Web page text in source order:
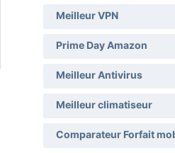
Meilleur VPN
Prime Day Amazon
Meilleur Antivirus
Meilleur climatiseur
Comparateur Forfait